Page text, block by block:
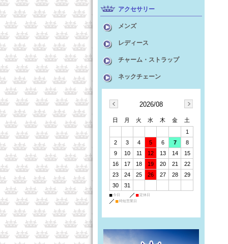
アクセサリー
メンズ
レディース
チャーム・ストラップ
ネックチェーン
2026/08
日 月 火 水 木 金
土
1
2
3 4 5 6 7
8
9
10 11 12 13 14
15
16
17 18 19 20 21
22
23
24 25 26 27 28
29
30
31
■ 今日 ■ 定休日
■ 時短営業日